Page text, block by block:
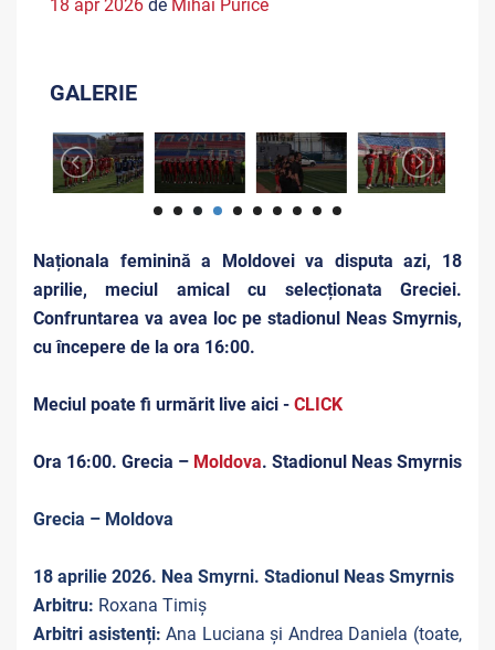
18 apr 2026 de Mihai Purice
GALERIE
Naționala feminină a Moldovei va disputa azi, 18
aprilie, meciul amical cu selecționata Greciei.
Confruntarea va avea loc pe stadionul Neas Smyrnis,
cu începere de la ora 16:00.
Meciul poate fi urmărit live aici - CLICK
Ora 16:00. Grecia – Moldova. Stadionul Neas Smyrnis
Grecia – Moldova
18 aprilie 2026. Nea Smyrni. Stadionul Neas Smyrnis
Arbitru: Roxana Timiș
Arbitri asistenți: Ana Luciana și Andrea Daniela (toate,